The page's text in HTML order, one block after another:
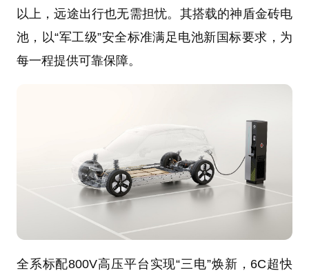
以上，远途出行也无需担忧。其搭载的神盾金砖电
池，以“军工级”安全标准满足电池新国标要求，为
每一程提供可靠保障。
全系标配800V高压平台实现“三电”焕新，6C超快